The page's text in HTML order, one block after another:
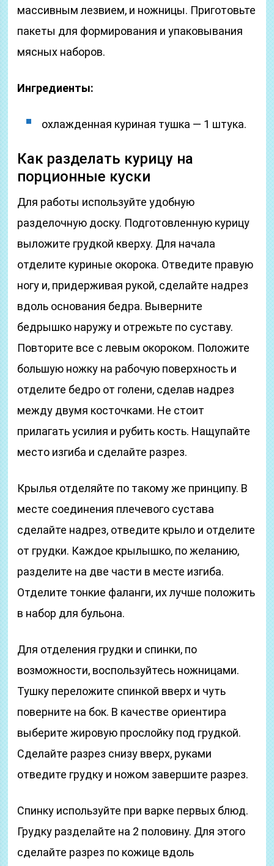
массивным лезвием, и ножницы. Приготовьте
пакеты для формирования и упаковывания
мясных наборов.
Ингредиенты:
охлажденная куриная тушка — 1 штука.
Как разделать курицу на
порционные куски
Для работы используйте удобную
разделочную доску. Подготовленную курицу
выложите грудкой кверху. Для начала
отделите куриные окорока. Отведите правую
ногу и, придерживая рукой, сделайте надрез
вдоль основания бедра. Выверните
бедрышко наружу и отрежьте по суставу.
Повторите все с левым окороком. Положите
большую ножку на рабочую поверхность и
отделите бедро от голени, сделав надрез
между двумя косточками. Не стоит
прилагать усилия и рубить кость. Нащупайте
место изгиба и сделайте разрез.
Крылья отделяйте по такому же принципу. В
месте соединения плечевого сустава
сделайте надрез, отведите крыло и отделите
от грудки. Каждое крылышко, по желанию,
разделите на две части в месте изгиба.
Отделите тонкие фаланги, их лучше положить
в набор для бульона.
Для отделения грудки и спинки, по
возможности, воспользуйтесь ножницами.
Тушку переложите спинкой вверх и чуть
поверните на бок. В качестве ориентира
выберите жировую прослойку под грудкой.
Сделайте разрез снизу вверх, руками
отведите грудку и ножом завершите разрез.
Спинку используйте при варке первых блюд.
Грудку разделайте на 2 половину. Для этого
сделайте разрез по кожице вдоль